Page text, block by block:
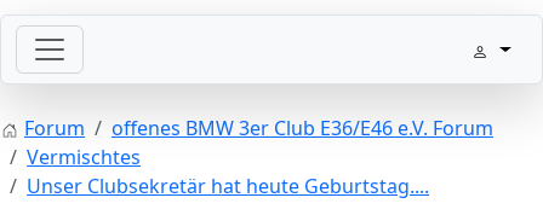
Forum
offenes BMW 3er Club E36/E46 e.V. Forum
Vermischtes
Unser Clubsekretär hat heute Geburtstag....